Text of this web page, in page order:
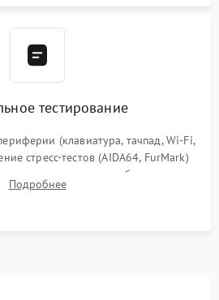
тестирование
(клавиатура, тачпад, Wi-Fi,
стресс-тестов (AIDA64, FurMark)
режима и стабильности
пиковой нагрузкой.
Подробнее